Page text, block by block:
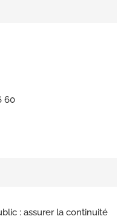
60
: assurer la continuité